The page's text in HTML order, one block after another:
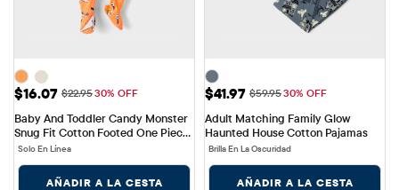
Precio de venta: $16.07
$16.07
Baby And Toddler Candy Monster
Snug Fit Cotton Footed One Piece
Pajamas
Solo En Línea
AÑADIR A LA CESTA
Precio de venta: $41.97
$41.97
Adult Matching Family Glow
Haunted House Cotton Pajamas
Brilla En La Oscuridad
AÑADIR A LA CESTA